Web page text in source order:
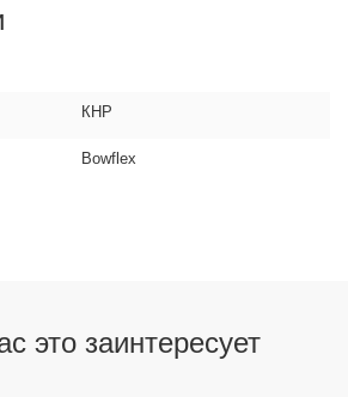
КНР
Bowflex
это заинтересует